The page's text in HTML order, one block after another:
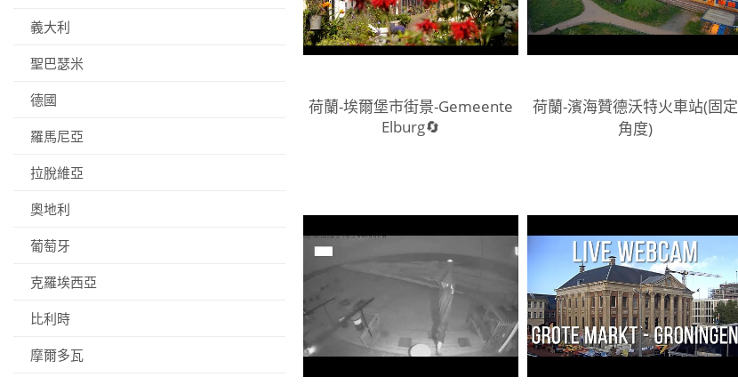
荷蘭-埃爾堡市街景-Gemeente
Elburg🔄
荷蘭-濱海贊德沃特火車站(固定
角度)
義大利
聖巴瑟米
德國
羅馬尼亞
拉脫維亞
奧地利
葡萄牙
克羅埃西亞
比利時
摩爾多瓦